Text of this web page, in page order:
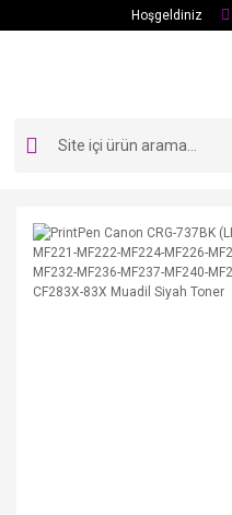
Hoşgeldiniz